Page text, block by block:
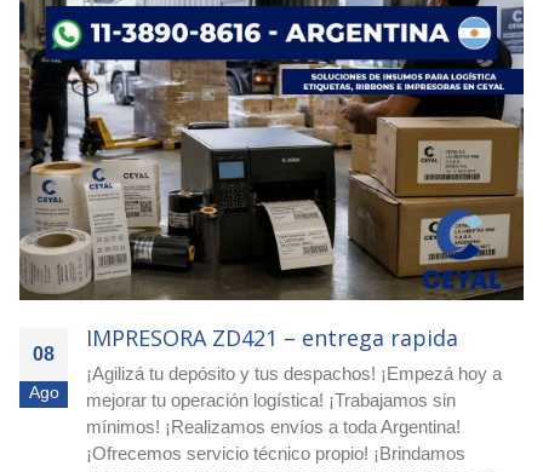
08
Ago
IMPRESORA ZD421 – entrega rapida
¡Agilizá tu depósito y tus despachos! ¡Empezá hoy a
mejorar tu operación logística! ¡Trabajamos sin
mínimos! ¡Realizamos envíos a toda Argentina!
¡Ofrecemos servicio técnico propio! ¡Brindamos